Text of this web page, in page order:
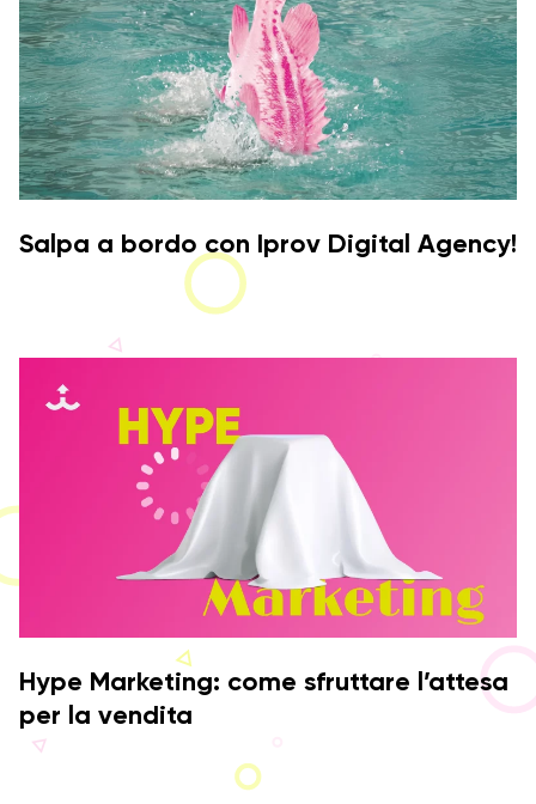
Salpa a bordo con Iprov Digital Agency!
Hype Marketing: come sfruttare l’attesa
per la vendita